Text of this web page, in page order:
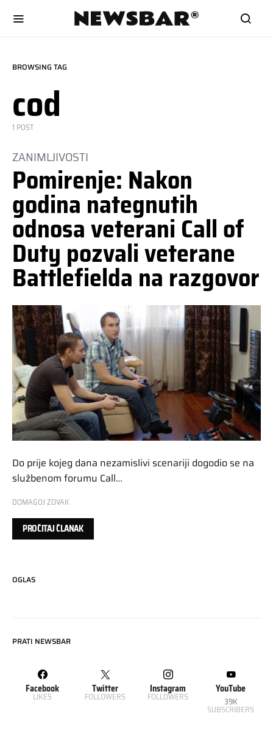
BROWSING TAG
cod
1 POST
ZANIMLJIVOSTI
Pomirenje: Nakon
godina nategnutih
odnosa veterani Call of
Duty pozvali veterane
Battlefielda na razgovor
Do prije kojeg dana nezamislivi scenariji dogodio se na
službenom forumu Call…
DOMAGOJ ZOVAK
PROČITAJ ČLANAK
OGLAS
PRATI NEWSBAR
Facebook
LIKES
Twitter
FOLLOWERS
Instagram
FOLLOWERS
YouTube
39K
SUBSCRIBERS